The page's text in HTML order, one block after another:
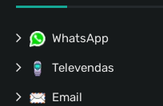
WhatsApp
Televendas
Email